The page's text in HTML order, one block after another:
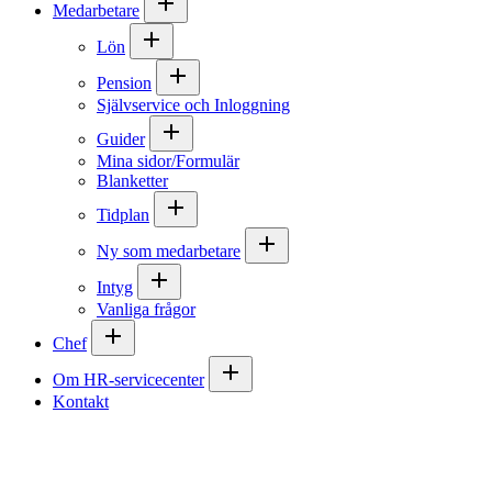
Medarbetare
Lön
Pension
Självservice och Inloggning
Guider
Mina sidor/Formulär
Blanketter
Tidplan
Ny som medarbetare
Intyg
Vanliga frågor
Chef
Om HR-servicecenter
Kontakt